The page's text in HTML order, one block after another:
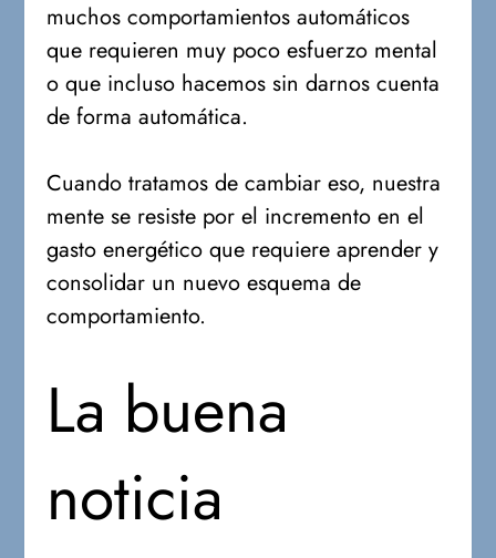
muchos comportamientos automáticos
que requieren muy poco esfuerzo mental
o que incluso hacemos sin darnos cuenta
de forma automática.
Cuando tratamos de cambiar eso, nuestra
mente se resiste por el incremento en el
gasto energético que requiere aprender y
consolidar un nuevo esquema de
comportamiento.
La buena
noticia